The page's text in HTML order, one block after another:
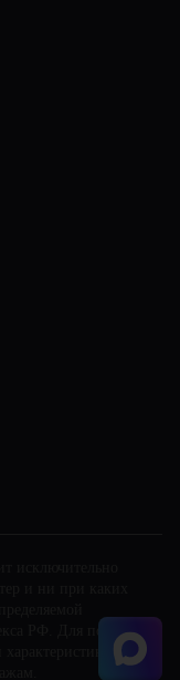
РФ. Для получения